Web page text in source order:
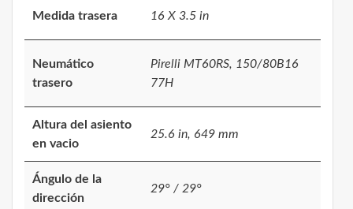
Medida trasera 16 X 3.5 in
Neumático
trasero
Pirelli MT60RS, 150/80B16
77H
Altura del asiento
en vacio
25.6 in, 649 mm
Ángulo de la
dirección
29° / 29°